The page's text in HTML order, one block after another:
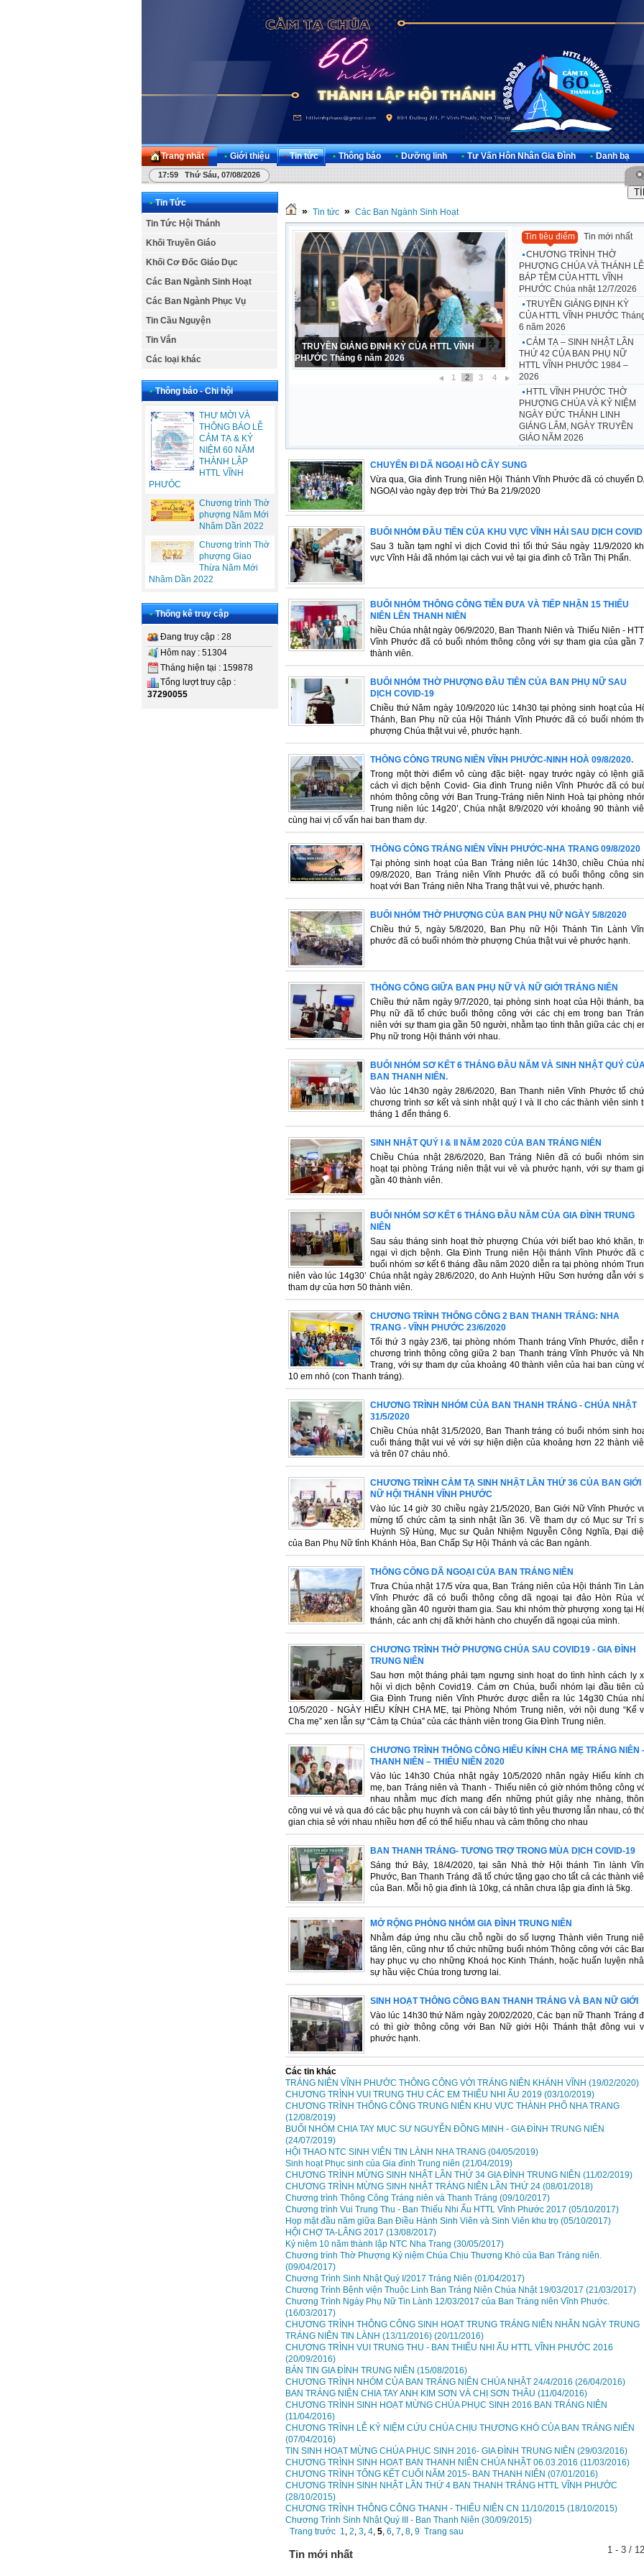
Trang nhất • Giới thiệu • Tin tức • Thông báo • Dưỡng linh • Tư Vấn Hôn Nhân Gia Đình • Danh bạ
17:59 Thứ Sáu, 07/08/2026
• Tin Tức
Tin Tức Hội Thánh
Khối Truyền Giáo
Khối Cơ Đốc Giáo Dục
Các Ban Ngành Sinh Hoạt
Các Ban Ngành Phục Vụ
Tin Cầu Nguyện
Tin Vắn
Các loại khác
• Thông báo - Chi hội
THƯ MỜI VÀ
THÔNG BÁO LỄ
CẢM TẠ & KỶ
NIỆM 60 NĂM
THÀNH LẬP
HTTL VĨNH
PHƯÓC
Chương trình Thờ
phượng Năm Mới
Nhâm Dần 2022
Chương trình Thờ
phượng Giao
Thừa Năm Mới
Nhâm Dần 2022
• Thống kê truy cập
Đang truy cập : 28
Hôm nay : 51304
Tháng hiện tại : 159878
Tổng lượt truy cập :
37290055
» Tin tức » Các Ban Ngành Sinh Hoạt
CẢM TẠ – SINH NHẬT LẦN THỨ 42 CỦA BAN
PHỤ NỮ HTTL VĨNH PHƯỚC 1984 – 2026
1 2 3 4
Tin tiêu điểm
Tin mới nhất
CHƯƠNG TRÌNH THỜ
PHƯỢNG CHÚA VÀ THÁNH LỄ
BÁP TÊM CỦA HTTL VĨNH
PHƯỚC Chúa nhật 12/7/2026
TRUYỀN GIẢNG ĐỊNH KỲ
CỦA HTTL VĨNH PHƯỚC
6 năm 2026
CẢM TẠ – SINH NHẬT LẦN
THỨ 42 CỦA BAN PHỤ NỮ
HTTL VĨNH PHƯỚC 1984 –
2026
HTTL VĨNH PHƯỚC THỜ
PHƯỢNG CHÚA VÀ KỶ NIỆM
NGÀY ĐỨC THÁNH LINH
GIÁNG LÂM, NGÀY TRUYỀN
GIÁO NĂM 2026
CHUYẾN ĐI DÃ NGOẠI HỒ CÂY SUNG
Vừa qua, Gia đình Trung niên Hội Thánh Vĩnh Phước đã có chuyến
NGOẠI vào ngày đẹp trời Thứ Ba 21/9/2020
BUỔI NHÓM ĐẦU TIÊN CỦA KHU VỰC VĨNH HẢI SAU DỊCH COVID
Sau 3 tuần tạm nghỉ vì dịch Covid thì tối thứ Sáu ngày 11/9/2020
vực Vĩnh Hải đã nhóm lại cách vui vẻ tại gia đình cô Trần Thị Phấn.
BUỔI NHÓM THÔNG CÔNG TIỄN ĐƯA VÀ TIẾP NHẬN 15 THIẾU
NIÊN LÊN THANH NIÊN
hiều Chúa nhật ngày 06/9/2020, Ban Thanh Niên và Thiếu Niên -
Vĩnh Phước đã có buổi nhóm thông công với sự tham gia của gần
thành viên.
BUỔI NHÓM THỜ PHƯỢNG ĐẦU TIÊN CỦA BAN PHỤ NỮ SAU
DỊCH COVID-19
Chiều thứ Năm ngày 10/9/2020 lúc 14h30 tại phòng sinh hoạt của
Thánh, Ban Phụ nữ của Hội Thánh Vĩnh Phước đã có buổi nhóm
phượng Chúa thật vui vẻ, phước hạnh.
THÔNG CÔNG TRUNG NIÊN VĨNH PHƯỚC-NINH HOÀ 09/8/2020.
Trong một thời điểm vô cùng đặc biệt- ngay trước ngày có lệnh
cách vì dịch bệnh Covid- Gia đình Trung niên Vĩnh Phước đã có
nhóm thông công với Ban Trung-Tráng niên Ninh Hoà tại phòng
Trung niên lúc 14g20’, Chúa nhật 8/9/2020 với khoảng 90 thành
cùng hai vị cố vấn hai ban tham dự.
THÔNG CÔNG TRÁNG NIÊN VĨNH PHƯỚC-NHA TRANG 09/8/2020
Tại phòng sinh hoạt của Ban Tráng niên lúc 14h30, chiều Chúa
09/8/2020, Ban Tráng niên Vĩnh Phước đã có buổi thông công
hoạt với Ban Tráng niên Nha Trang thật vui vẻ, phước hạnh.
BUỔI NHÓM THỜ PHƯỢNG CỦA BAN PHỤ NỮ NGÀY 5/8/2020
Chiều thứ 5, ngày 5/8/2020, Ban Phụ nữ Hội Thánh Tin Lành
phước đã có buổi nhóm thờ phượng Chúa thật vui vẻ phước hạnh.
THÔNG CÔNG GIỮA BAN PHỤ NỮ VÀ NỮ GIỚI TRÁNG NIÊN
Chiều thứ năm ngày 9/7/2020, tại phòng sinh hoạt của Hội thánh,
Phụ nữ đã tổ chức buổi thông công với các chị em trong ban
niên với sự tham gia gần 50 người, nhằm tạo tình thân giữa các chị
Phụ nữ trong Hội thánh với nhau.
BUỔI NHÓM SƠ KẾT 6 THÁNG ĐẦU NĂM VÀ SINH NHẬT QUÝ
BAN THANH NIÊN.
Vào lúc 14h30 ngày 28/6/2020, Ban Thanh niên Vĩnh Phước tổ
chương trình sơ kết và sinh nhật quý I và II cho các thành viên sinh
tháng 1 đến tháng 6.
SINH NHẬT QUÝ I & II NĂM 2020 CỦA BAN TRÁNG NIÊN
Chiều Chúa nhật 28/6/2020, Ban Tráng Niên đã có buổi nhóm
hoạt tại phòng Tráng niên thật vui vẻ và phước hạnh, với sự tham
gần 40 thành viên.
BUỔI NHÓM SƠ KẾT 6 THÁNG ĐẦU NĂM CỦA GIA ĐÌNH TRUNG
NIÊN
Sau sáu tháng sinh hoạt thờ phượng Chúa với biết bao khó khăn,
ngại vì dịch bệnh. GIa Đình Trung niên Hội thánh Vĩnh Phước đã
buổi nhóm sơ kết 6 tháng đầu năm 2020 diễn ra tại phòng nhóm
niên vào lúc 14g30’ Chúa nhật ngày 28/6/2020, do Anh Huỳnh Hữu Sơn hướng dẫn với
tham dự của hơn 50 thành viên.
CHƯƠNG TRÌNH THÔNG CÔNG 2 BAN THANH TRÁNG: NHA
TRANG - VĨNH PHƯỚC 23/6/2020
Tối thứ 3 ngày 23/6, tại phòng nhóm Thanh tráng Vĩnh Phước, diễn
chương trình thông công giữa 2 ban Thanh tráng Vĩnh Phước và
Trang, với sự tham dự của khoảng 40 thành viên của hai ban cùng
10 em nhỏ (con Thanh tráng).
CHƯƠNG TRÌNH NHÓM CỦA BAN THANH TRÁNG - CHÚA NHẬT
31/5/2020
Chiều Chúa nhật 31/5/2020, Ban Thanh tráng có buổi nhóm sinh
cuối tháng thật vui vẻ với sự hiện diện của khoảng hơn 22 thành
và trên 07 cháu nhỏ.
CHƯƠNG TRÌNH CẢM TẠ SINH NHẬT LẦN THỨ 36 CỦA BAN GIỚI
NỮ HỘI THÁNH VĨNH PHƯỚC
Vào lúc 14 giờ 30 chiều ngày 21/5/2020, Ban Giới Nữ Vĩnh Phước
mừng tổ chức cảm tạ sinh nhật lần 36. Về tham dự có Mục sư Trí
Huỳnh Sỹ Hùng, Mục sư Quản Nhiệm Nguyễn Công Nghĩa, Đại
của Ban Phụ Nữ tỉnh Khánh Hòa, Ban Chấp Sự Hội Thánh và các Ban ngành.
THÔNG CÔNG DÃ NGOẠI CỦA BAN TRÁNG NIÊN
Trưa Chúa nhật 17/5 vừa qua, Ban Tráng niên của Hội thánh Tin
Vĩnh Phước đã có buổi thông công dã ngoại tại đảo Hòn Rùa
khoảng gần 40 người tham gia. Sau khi nhóm thờ phượng xong tại
thánh, các anh chị đã khởi hành cho chuyến dã ngoại của mình.
CHƯƠNG TRÌNH THỜ PHƯỢNG CHÚA SAU COVID19 - GIA ĐÌNH
TRUNG NIÊN
Sau hơn một tháng phải tạm ngưng sinh hoạt do tình hình cách ly
hội vì dịch bệnh Covid19. Cám ơn Chúa, buổi nhóm lại đầu tiên
Gia Đình Trung niên Vĩnh Phước được diễn ra lúc 14g30 Chúa
10/5/2020 - NGÀY HIẾU KÍNH CHA MẸ, tại Phòng Nhóm Trung niên, với nội dung “Kể
Cha mẹ” xen lẫn sự “Cảm tạ Chúa” của các thành viên trong Gia Đình Trung niên.
CHƯƠNG TRÌNH THÔNG CÔNG HIẾU KÍNH CHA MẸ TRÁNG NIÊN -
THANH NIÊN – THIẾU NIÊN 2020
Vào lúc 14h30 Chúa nhật ngày 10/5/2020 nhân ngày Hiếu kính
mẹ, ban Tráng niên và Thanh - Thiếu niên có giờ nhóm thông công
nhau nhằm mục đích mang đến những phút giây nhẹ nhàng,
công vui vẻ và qua đó các bậc phụ huynh và con cái bày tỏ tình yêu thương lẫn nhau, có
gian chia sẻ với nhau nhiều hơn để có thể hiểu nhau và cảm thông cho nhau
BAN THANH TRÁNG- TƯƠNG TRỢ TRONG MÙA DỊCH COVID-19
Sáng thứ Bảy, 18/4/2020, tại sân Nhà thờ Hội thánh Tin lành
Phước, Ban Thanh Tráng đã tổ chức tặng gạo cho tất cả các thành
của Ban. Mỗi hộ gia đình là 10kg, cá nhân chưa lập gia đình là 5kg.
MỞ RỘNG PHÒNG NHÓM GIA ĐÌNH TRUNG NIÊN
Nhằm đáp ứng nhu cầu chỗ ngồi do số lượng Thành viên Trung
tăng lên, cũng như tổ chức những buổi nhóm Thông công với các
hay phục vụ cho những Khoá học Kinh Thánh, hoặc huấn luyện
sự hầu việc Chúa trong tương lai.
SINH HOẠT THÔNG CÔNG BAN THANH TRÁNG VÀ BAN NỮ GIỚI
Vào lúc 14h30 thứ Năm ngày 20/02/2020, Các bạn nữ Thanh Tráng
có thì giờ thông công với Ban Nữ giới Hội Thánh thật đông vui
phước hạnh.
Các tin khác
TRÁNG NIÊN VĨNH PHƯỚC THÔNG CÔNG VỚI TRÁNG NIÊN KHÁNH VĨNH (19/02/2020)
CHƯƠNG TRÌNH VUI TRUNG THU CÁC EM THIẾU NHI ẤU 2019 (03/10/2019)
CHƯƠNG TRÌNH THÔNG CÔNG TRUNG NIÊN KHU VỰC THÀNH PHỐ NHA TRANG
(12/08/2019)
BUỔI NHÓM CHIA TAY MỤC SƯ NGUYỄN ĐỒNG MINH - GIA ĐÌNH TRUNG NIÊN
(24/07/2019)
HỘI THAO NTC SINH VIÊN TIN LÀNH NHA TRANG (04/05/2019)
Sinh hoạt Phục sinh của Gia đình Trung niên (21/04/2019)
CHƯƠNG TRÌNH MỪNG SINH NHẬT LẦN THỨ 34 GIA ĐÌNH TRUNG NIÊN (11/02/2019)
CHƯƠNG TRÌNH MỪNG SINH NHẬT TRÁNG NIÊN LẦN THỨ 24 (08/01/2018)
Chương trình Thông Công Tráng niên và Thanh Tráng (09/10/2017)
Chương trình Vui Trung Thu - Ban Thiếu Nhi Ấu HTTL Vĩnh Phước 2017 (05/10/2017)
Họp mặt đầu năm giữa Ban Điều Hành Sinh Viên và Sinh Viên khu trọ (05/10/2017)
HỘI CHỢ TA-LÂNG 2017 (13/08/2017)
Kỷ niệm 10 năm thành lập NTC Nha Trang (30/05/2017)
Chương trình Thờ Phượng Kỷ niệm Chúa Chịu Thương Khó của Ban Tráng niên.
(09/04/2017)
Chương Trình Sinh Nhật Quý I/2017 Tráng Niên (01/04/2017)
Chương Trình Bệnh viện Thuộc Linh Ban Tráng Niên Chúa Nhật 19/03/2017 (21/03/2017)
Chương Trình Ngày Phụ Nữ Tin Lành 12/03/2017 của Ban Tráng niên Vĩnh Phước.
(16/03/2017)
CHƯƠNG TRÌNH THÔNG CÔNG SINH HOẠT TRUNG TRÁNG NIÊN NHÂN NGÀY TRUNG
TRÁNG NIÊN TIN LÀNH (13/11/2016) (20/11/2016)
CHƯƠNG TRÌNH VUI TRUNG THU - BAN THIẾU NHI ẤU HTTL VĨNH PHƯỚC 2016
(20/09/2016)
BẢN TIN GIA ĐÌNH TRUNG NIÊN (15/08/2016)
CHƯƠNG TRÌNH NHÓM CỦA BAN TRÁNG NIÊN CHÚA NHẬT 24/4/2016 (26/04/2016)
BAN TRÁNG NIÊN CHIA TAY ANH KIM SƠN VÀ CHỊ SƠN THÂU (11/04/2016)
CHƯƠNG TRÌNH SINH HOẠT MỪNG CHÚA PHỤC SINH 2016 BAN TRÁNG NIÊN
(11/04/2016)
CHƯƠNG TRÌNH LỄ KỶ NIỆM CỨU CHÚA CHỊU THƯƠNG KHÓ CỦA BAN TRÁNG NIÊN
(07/04/2016)
TIN SINH HOẠT MỪNG CHÚA PHỤC SINH 2016- GIA ĐÌNH TRUNG NIÊN (29/03/2016)
CHƯƠNG TRÌNH SINH HOẠT BAN THANH NIÊN CHÚA NHẬT 06.03.2016 (11/03/2016)
CHƯƠNG TRÌNH TỔNG KẾT CUỐI NĂM 2015- BAN THANH NIÊN (07/01/2016)
CHƯƠNG TRÌNH SINH NHẬT LẦN THỨ 4 BAN THANH TRÁNG HTTL VĨNH PHƯỚC
(28/10/2015)
CHƯƠNG TRÌNH THÔNG CÔNG THANH - THIẾU NIÊN CN 11/10/2015 (18/10/2015)
Chương Trình Sinh Nhật Quý III - Ban Thanh Niên (30/09/2015)
Trang trước 1, 2, 3, 4, 5, 6, 7, 8, 9 Trang sau
Tin mới nhất 1 - 3 / 12